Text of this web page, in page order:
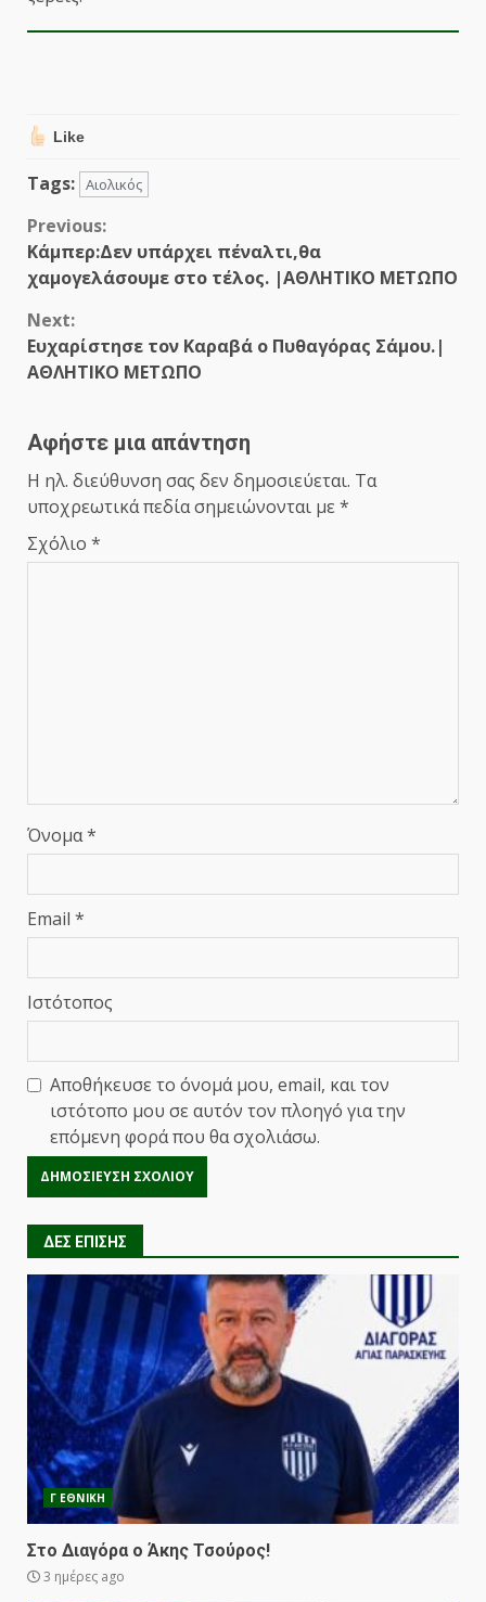
Like
Tags: Αιολικός
Continue
Reading
Previous:
Κάμπερ:Δεν υπάρχει πέναλτι,θα
χαμογελάσουμε στο τέλος. |ΑΘΛΗΤΙΚΟ ΜΕΤΩΠΟ
Next:
Ευχαρίστησε τον Καραβά ο Πυθαγόρας Σάμου.|
ΑΘΛΗΤΙΚΟ ΜΕΤΩΠΟ
Αφήστε μια απάντηση
Η ηλ. διεύθυνση σας δεν δημοσιεύεται. Τα
υποχρεωτικά πεδία σημειώνονται με *
Σχόλιο *
Όνομα*
Email *
Ιστότοπος
Αποθήκευσε το όνομά μου, email, και τον
ιστότοπο μου σε αυτόν τον πλοηγό για την
επόμενη φορά που θα σχολιάσω.
ΔΕΣ ΕΠΙΣΗΣ
Γ ΕΘΝΙΚΗ
Στο Διαγόρα ο Άκης Τσούρος!
3 ημέρες ago